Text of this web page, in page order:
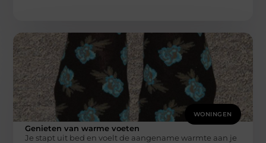
WONINGEN
Genieten van warme voeten
Je stapt uit bed en voelt de aangename warmte aan je